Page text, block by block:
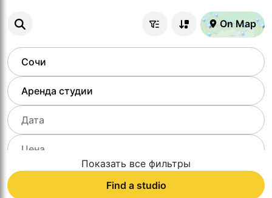
On Map
Показать все фильтры
Find a studio